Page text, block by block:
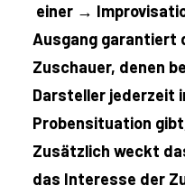
einer →
Ausgang garantiert
Zuschauer, denen
Darsteller jederzeit
Probensituation
Zusätzlich weckt
das Interesse der